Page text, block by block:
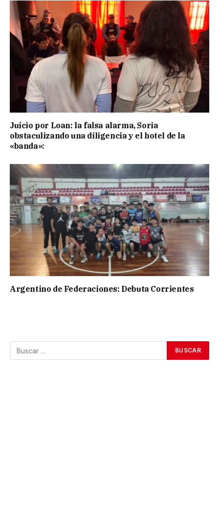
Juicio por Loan: la falsa alarma, Soria
obstaculizando una diligencia y el hotel de la
«banda»:
Argentino de Federaciones: Debuta Corrientes